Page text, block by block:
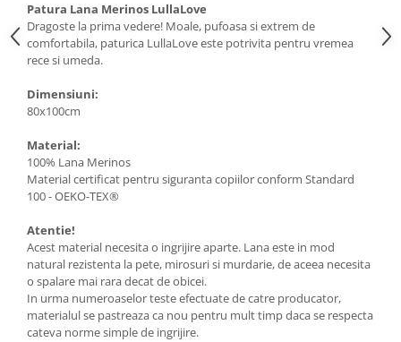
Patura Lana Merinos LullaLove
Dragoste la prima vedere! Moale, pufoasa si extrem de
comfortabila, paturica LullaLove este potrivita pentru vremea
rece si umeda.
Dimensiuni:
80x100cm
Material:
100% Lana Merinos
Material certificat pentru siguranta copiilor conform Standard
100 - OEKO-TEX®
Atentie!
Acest material necesita o ingrijire aparte. Lana este in mod
natural rezistenta la pete, mirosuri si murdarie, de aceea necesita
o spalare mai rara decat de obicei.
In urma numeroaselor teste efectuate de catre producator,
materialul se pastreaza ca nou pentru mult timp daca se respecta
cateva norme simple de ingrijire.